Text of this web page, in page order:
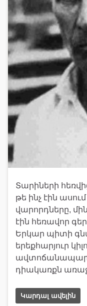
Տարիների
թե ինչ էին
վարորդները,
էին հեռավոր
Երկար պիտի
երեքհարյուր
դիակառքն
Կարդալ ավելին